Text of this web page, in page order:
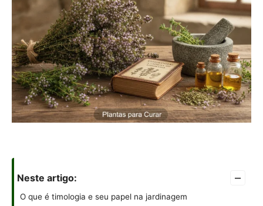
Neste artigo: –
O que é timologia e seu papel na jardinagem